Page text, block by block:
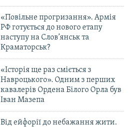
«Повільне прогризання». Армія
РФ готується до нового етапу
наступу на Слов’янськ та
Краматорськ?
«Історія ще раз сміється з
Навроцького». Одним з перших
кавалерів Ордена Білого Орла був
Іван Мазепа
Від ейфорії до небажання жити.